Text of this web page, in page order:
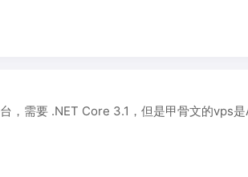
，需要 .NET Core 3.1，但是甲骨文的vps